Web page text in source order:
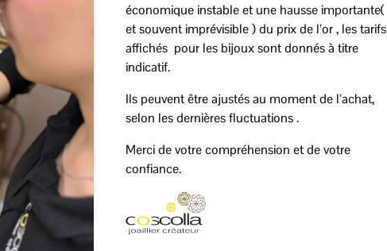
0,35 g
Or Jaune
économique instable et une hausse importante(
et souvent imprévisible ) du prix de l’or , les tarifs
affichés pour les bijoux sont donnés à titre
indicatif.
Ils peuvent être ajustés au moment de l’achat,
selon les dernières fluctuations .
Merci de votre compréhension et de votre
confiance.